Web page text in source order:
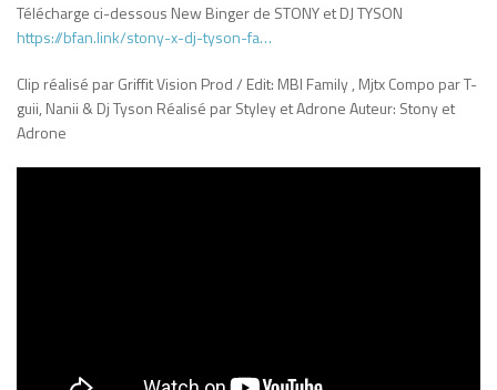
Télécharge ci-dessous New Binger de STONY et DJ TYSON
https://bfan.link/stony-x-dj-tyson-fa…
Clip réalisé par Griffit Vision Prod / Edit: MBI Family , Mjtx Compo par T-
guii, Nanii & Dj Tyson Réalisé par Styley et Adrone Auteur: Stony et
Adrone